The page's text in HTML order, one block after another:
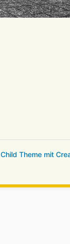
Child Theme mit